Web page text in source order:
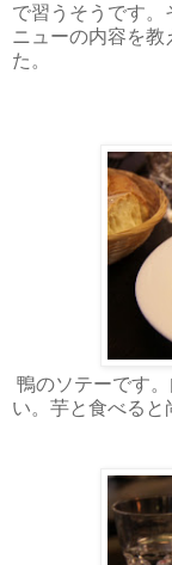
で習うそうです。
ニューの内容を教
た。
鴨のソテーです
い。芋と食べると